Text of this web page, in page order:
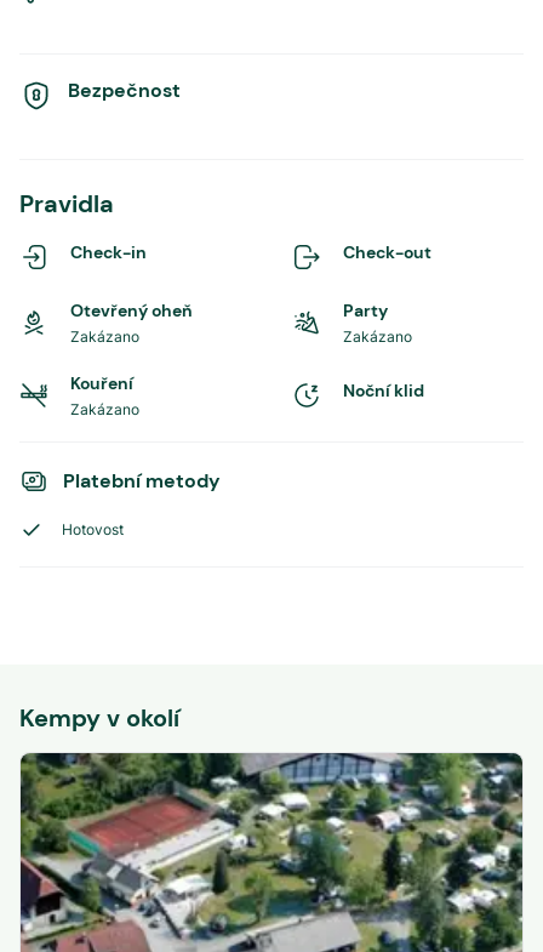
Bezpečnost
Pravidla
Check-in Check-out
Otevřený oheň
Zakázano
Party
Zakázano
Kouření
Zakázano
Noční klid
Platební metody
Hotovost
Kempy v okolí